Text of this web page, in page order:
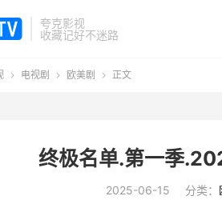
夸克影视
收藏记好不迷路
 电视剧  欧美剧  正文
终极名单.第一季
2025-06-15 分类：